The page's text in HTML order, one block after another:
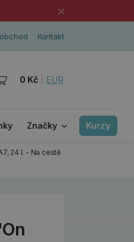
×
Kontakt
0 Kč EUR
Značky Kurzy
24 l. - Na cestě